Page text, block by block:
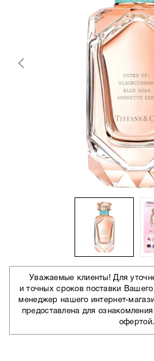
Уважаемые клиенты! Для
и точных сроков поставки
менеджер нашего интернет-
предоставлена для
офертой.